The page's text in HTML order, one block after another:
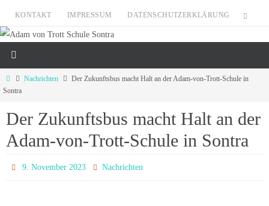
Zum
Inhalt
springen
KONTAKT IMPRESSUM DATENSCHUTZERKLÄRUNG
StartNachrichten
Der Zukunftsbus macht Halt an der Adam-von-Trott-Schule in
Sontra
Der Zukunftsbus macht Halt an der
Adam-von-Trott-Schule in Sontra
9. November 2023 Nachrichten